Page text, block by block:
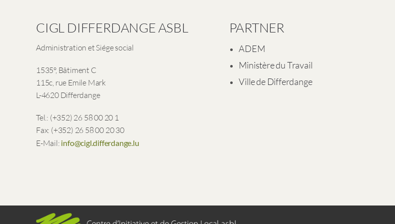
CIGL DIFFERDANGE ASBL
Administration et Siége social
1535°, Bâtiment C
115c, rue Emile Mark
L-4620 Differdange
Tel.: (+352) 26 58 00 20 1
Fax: (+352) 26 58 00 20 30
E-Mail: info@cigl.differdange.lu
PARTNER
ADEM
Ministère du Travail
Ville de Differdange